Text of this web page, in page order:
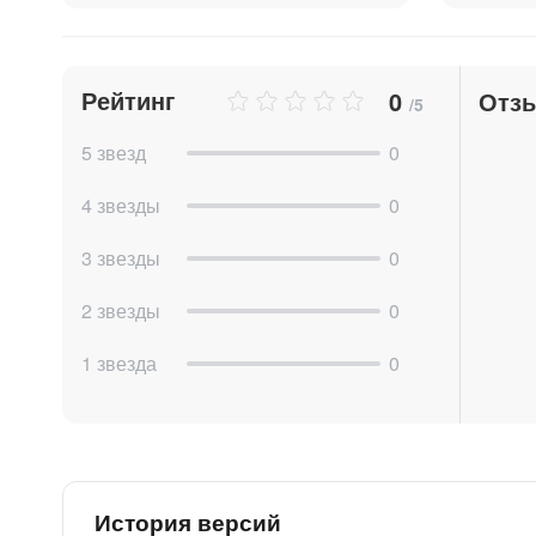
Триггеры доставлено/прочитано
Иконка коннектора в виджете на сайте.
Отправка сообщений с emoji и
Рассылка сообщений через CRM
приложении Whatsapp)
приложения отправки сообщений в
документации)
Принимаются пожелания по доработке
* Деятельность Meta Platforms Inc.
Рейтинг 0 /5
5 звезд
0
4 звезды
0
3 звезды
0
2 звезды
0
1 звезда
0
История версий